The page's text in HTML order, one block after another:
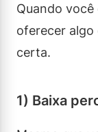
Quando
oferecer algo
certa.
1) Baixa